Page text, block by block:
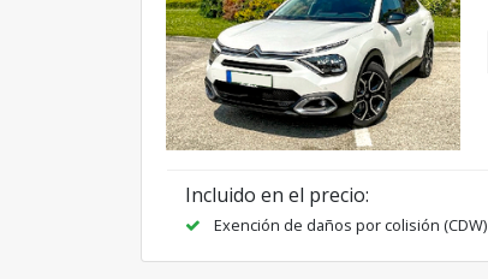
Incluido en el precio:
Exención de daños por colisión (CDW)